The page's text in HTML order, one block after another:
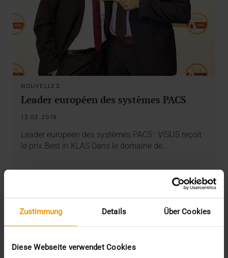
Zustimmung Details Über Cookies
Diese Webseite verwendet Cookies
NOUVELLES
Leader européen des systèmes PACS
12.02.2019
Leader européen des systèmes PACS : VISUS reçoit
le prix Best in KLAS Dans le domaine de…